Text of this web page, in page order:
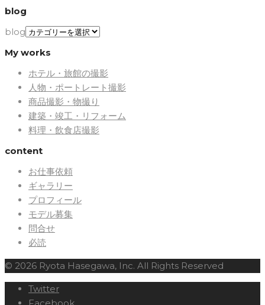
blog
blog
My works
ホテル・旅館の撮影
人物・ポートレート撮影
商品撮影・物撮り
建築・竣工・リフォーム
料理・飲食店撮影
content
お仕事依頼
ギャラリー
プロフィール
モデル募集
問合せ
必読
© 2026 Ryota Hasegawa, Inc. All Rights Reserved
Twitter
Facebook